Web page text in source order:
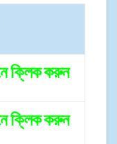
ক্লিক করুন
ক্লিক করুন